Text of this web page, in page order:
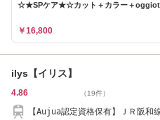
☆★SPケア★☆カット＋カラー＋
￥16,800
ilys【イリス】
4.86 （19件）
【Aujua認定資格保有】ＪＲ阪和